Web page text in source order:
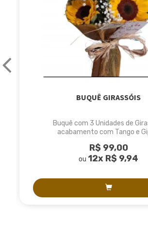
BUQUÊ GIRASSÓIS
Buquê com 3 Unidades de
acabamento com Tango e
laço de fita tnt
R$ 99,00
ou 12x R$ 9,94